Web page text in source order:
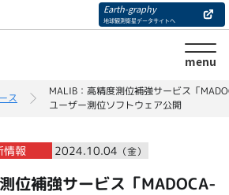
Earth-graphy
地球観測衛星データサイトへ
menu
ス
MALIB：高精度測位補強サービス「
ユーザー測位ソフトウェア公開
情報 2024.10.04 （金）
位補強サービス「MADOCA-